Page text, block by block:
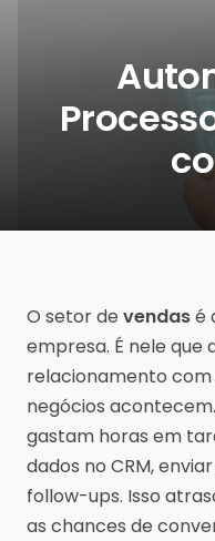
O setor de vendasé
empresa. É nele que
relacionamento
negócios
gastam horas em
dados no CRM,
follow-ups. Isso
as chances de